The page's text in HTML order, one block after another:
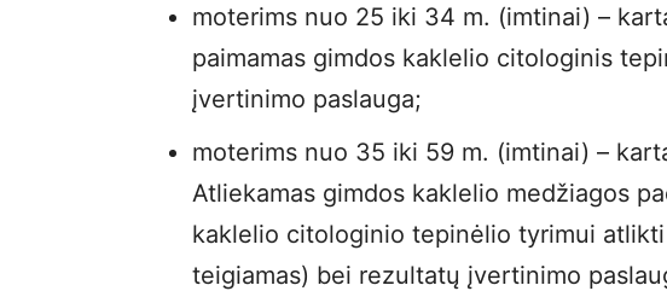
moterims nuo 25 iki 34 m. (imtinai) –
paimamas gimdos kaklelio citologinis
įvertinimo paslauga;
moterims nuo 35 iki 59 m. (imtinai) –
Atliekamas gimdos kaklelio medžiagos
kaklelio citologinio tepinėlio tyrimui
teigiamas) bei rezultatų įvertinimo